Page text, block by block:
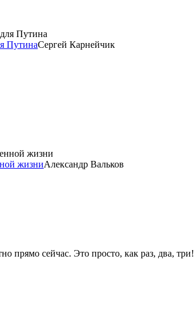
ПутинаСергей Карнейчик
жизниАлександр Вальков
прямо сейчас. Это просто, как раз, два, три!